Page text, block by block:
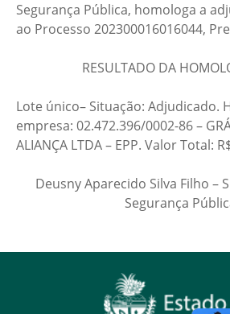
Segurança Pública, homologa a
ao Processo 202300016016044,
RESULTADO DA
Lote único– Situação: Adjudicado.
empresa: 02.472.396/0002-86 –
ALIANÇA LTDA – EPP. Valor Total:
Deusny Aparecido Silva Filho –
Segurança